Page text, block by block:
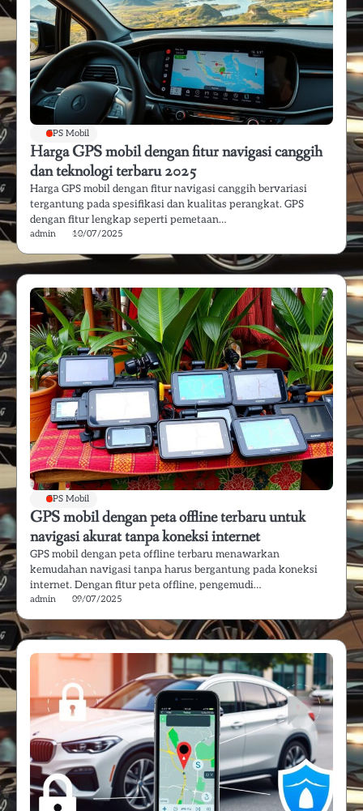
GPS Mobil
Harga GPS mobil dengan fitur navigasi canggih
dan teknologi terbaru 2025
Harga GPS mobil dengan fitur navigasi canggih bervariasi
tergantung pada spesifikasi dan kualitas perangkat. GPS
dengan fitur lengkap seperti pemetaan…
admin 10/07/2025
GPS Mobil
GPS mobil dengan peta offline terbaru untuk
navigasi akurat tanpa koneksi internet
GPS mobil dengan peta offline terbaru menawarkan
kemudahan navigasi tanpa harus bergantung pada koneksi
internet. Dengan fitur peta offline, pengemudi…
admin 09/07/2025